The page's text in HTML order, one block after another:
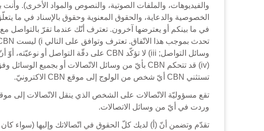
تستثني CBN أيّ شخص من الولوج إلى موقع CBN الاكترونيّ.
وردت في أيّ من وسائل الاتصالات.